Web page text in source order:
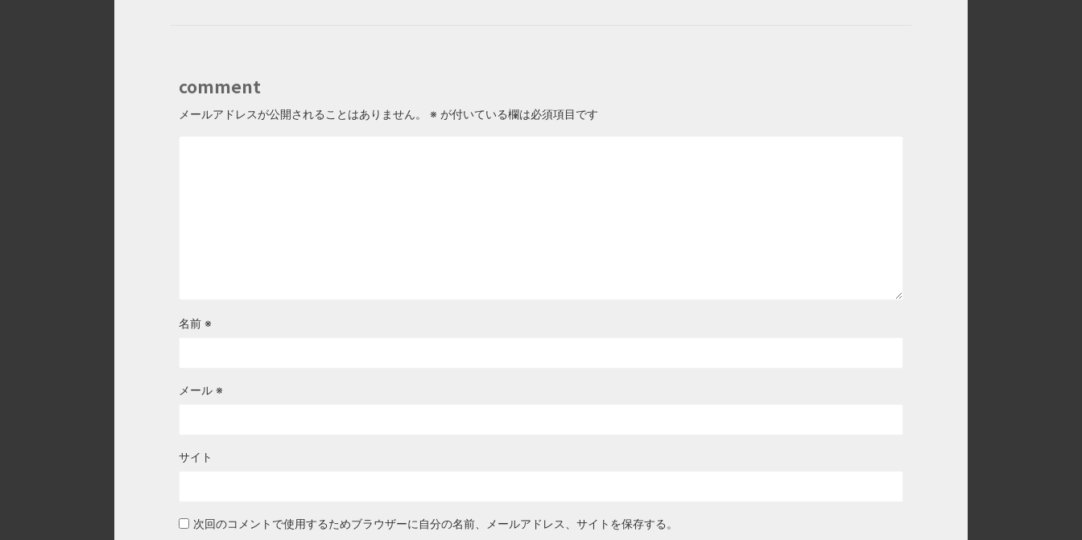
comment
メールアドレスが公開されることはありません。 ※ が付いている欄は必須項目です
名前 ※
メール ※
サイト
次回のコメントで使用するためブラウザーに自分の名前、メールアドレス、サイトを保存する。